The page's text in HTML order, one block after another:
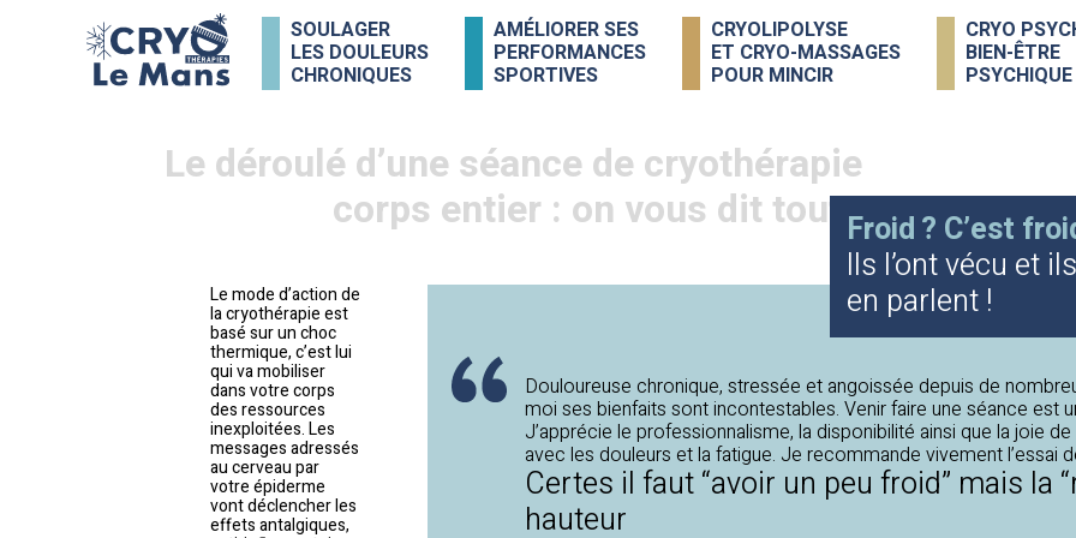
SOULAGER
LES DOULEURS
CHRONIQUES
AMÉLIORER SES
PERFORMANCES
SPORTIVES
CRYOLIPOLYSE
ET CRYO-MASSAGES
POUR MINCIR
CRYO
BIEN-ÊTRE
PSYCHIQUE
Le déroulé d’une séance de cryothérapie
corps entier : on vous dit tout !
Le mode d’action de
la cryothérapie est
basé sur un choc
thermique, c’est lui
qui va mobiliser
dans votre corps
des ressources
inexploitées. Les
messages adressés
au cerveau par
votre épiderme
vont déclencher les
effets antalgiques,
Froid ? C’est
Ils l’ont vécu et
en parlent !
Douloureuse chronique, stressée et angoissée depuis de
moi ses bienfaits sont incontestables. Venir faire une séance est
J’apprécie le professionnalisme, la disponibilité ainsi que la joie
avec les douleurs et la fatigue. Je recommande vivement l’essai
Certes il faut “avoir un peu froid” mais la
hauteur